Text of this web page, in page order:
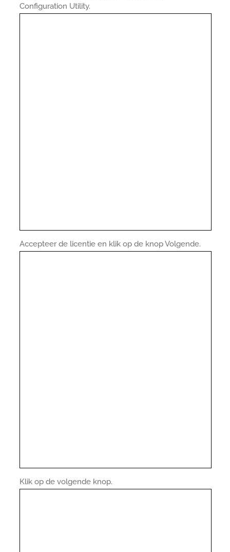
Configuration Utility.
Accepteer de licentie en klik op de knop Volgende.
Klik op de volgende knop.